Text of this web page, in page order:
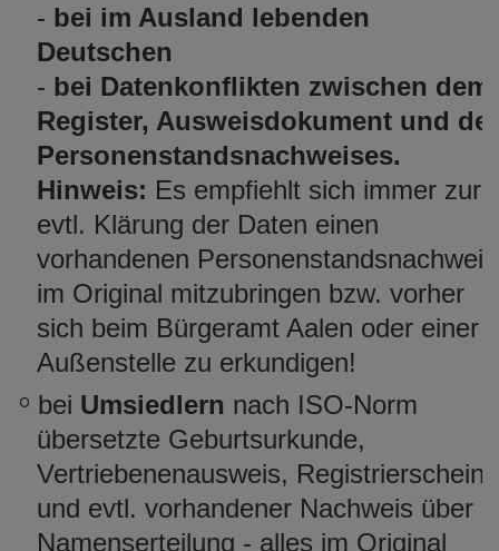
- bei im Ausland lebenden
Deutschen
- bei Datenkonflikten zwischen dem
Register, Ausweisdokument und
Personenstandsnachweises.
Hinweis: Es empfiehlt sich immer zur
evtl. Klärung der Daten einen
vorhandenen Personenstandsnachweis
im Original mitzubringen bzw. vorher
sich beim Bürgeramt Aalen oder einer
Außenstelle zu erkundigen!
bei Umsiedlern nach ISO-Norm
übersetzte Geburtsurkunde,
Vertriebenenausweis, Registrierschein
und evtl. vorhandener Nachweis über
Namenserteilung - alles im Original